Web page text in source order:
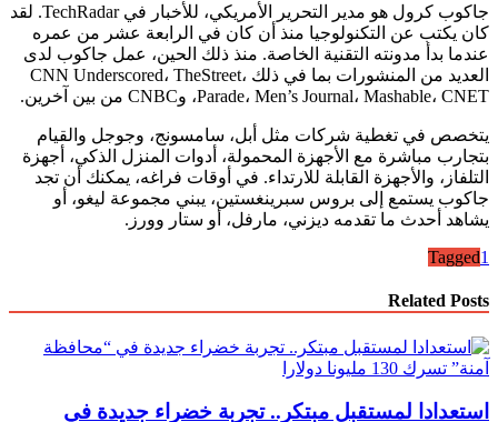
جاكوب كرول هو مدير التحرير الأمريكي، للأخبار في TechRadar. لقد
كان يكتب عن التكنولوجيا منذ أن كان في الرابعة عشر من عمره
عندما بدأ مدونته التقنية الخاصة. منذ ذلك الحين، عمل جاكوب لدى
العديد من المنشورات بما في ذلك CNN Underscored، TheStreet،
Parade، Men’s Journal، Mashable، CNET، وCNBC من بين آخرين.
يتخصص في تغطية شركات مثل أبل، سامسونج، وجوجل والقيام
بتجارب مباشرة مع الأجهزة المحمولة، أدوات المنزل الذكي، أجهزة
التلفاز، والأجهزة القابلة للارتداء. في أوقات فراغه، يمكنك أن تجد
جاكوب يستمع إلى بروس سبرينغستين، يبني مجموعة ليغو، أو
يشاهد أحدث ما تقدمه ديزني، مارفل، أو ستار وورز.
Tagged
Related Posts
استعدادا لمستقبل مبتكر.. تجربة خضراء جديدة في